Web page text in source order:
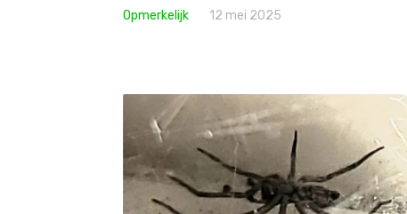
Opmerkelijk 12 mei 2025